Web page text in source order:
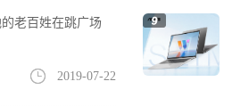
老百姓在跳广场
2019-07-22